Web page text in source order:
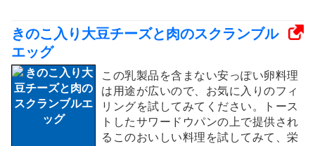
きのこ入り大豆チーズと肉のスクランブル
エッグ
この乳製品を含まない安っぽい卵料理
は用途が広いので、お気に入りのフィ
リングを試してみてください。トース
トしたサワードウパンの上で提供され
るこのおいしい料理を試してみて、栄